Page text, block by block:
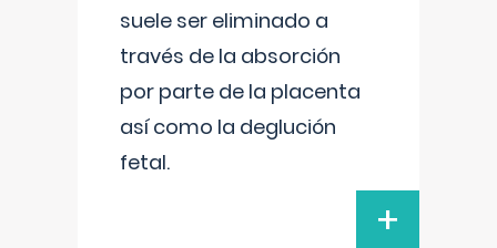
suele ser eliminado a
través de la absorción
por parte de la placenta
así como la deglución
fetal.
+